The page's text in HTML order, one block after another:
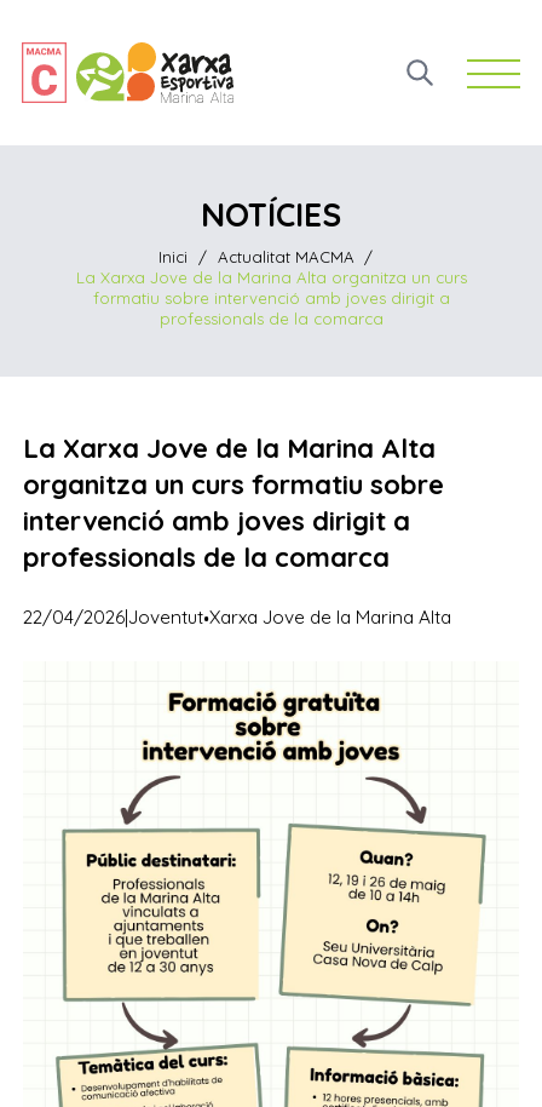
Open
NOTÍCIES
Inici / Actualitat MACMA
/
La Xarxa Jove de la Marina Alta organitza un curs
formatiu sobre intervenció amb joves dirigit a
professionals de la comarca
La Xarxa Jove de la Marina Alta
organitza un curs formatiu sobre
intervenció amb joves dirigit a
professionals de la comarca
22/04/2026|Joventut·Xarxa Jove de la Marina Alta